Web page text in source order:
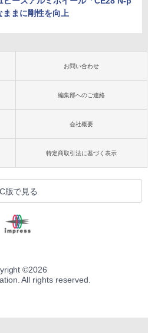
まに剛性を向上
お問い合わせ
編集部へのご連絡
会社概要
特定商取引法に基づく表示
版で見る
©2026
All rights reserved.